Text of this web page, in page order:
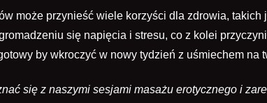
może przynieść wiele korzyści dla zdrowia,
się napięcia i stresu, co z kolei
by wkroczyć w nowy tydzień z uśmiechem na
się z naszymi sesjami masażu erotycznego i